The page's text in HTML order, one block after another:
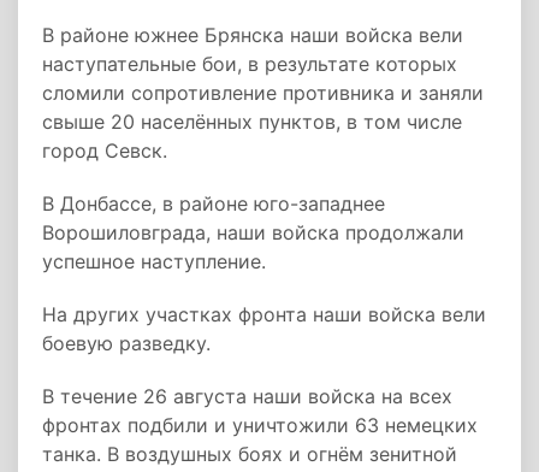
В районе южнее Брянска наши войска вели
наступательные бои, в результате которых
сломили сопротивление противника и заняли
свыше 20 населённых пунктов, в том числе
город Севск.
В Донбассе, в районе юго-западнее
Ворошиловграда, наши войска продолжали
успешное наступление.
На других участках фронта наши войска вели
боевую разведку.
В течение 26 августа наши войска на всех
фронтах подбили и уничтожили 63 немецких
танка. В воздушных боях и огнём зенитной